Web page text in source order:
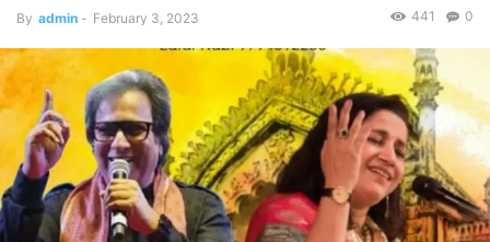
By admin - February 3, 2023 0
441